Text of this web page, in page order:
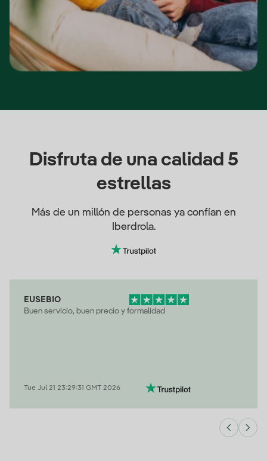
Disfruta de una calidad 5
estrellas
Más de un millón de personas ya confían en
Iberdrola.
EUSEBIO
Buen servicio, buen precio y formalidad
Tue Jul 21 23:29:31 GMT 2026